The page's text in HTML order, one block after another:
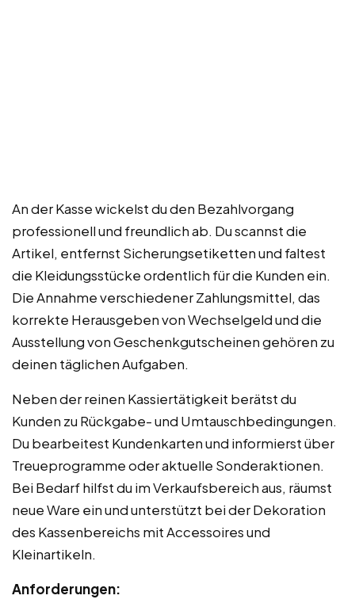
An der Kasse wickelst du den Bezahlvorgang
professionell und freundlich ab. Du scannst die
Artikel, entfernst Sicherungsetiketten und faltest
die Kleidungsstücke ordentlich für die Kunden ein.
Die Annahme verschiedener Zahlungsmittel, das
korrekte Herausgeben von Wechselgeld und die
Ausstellung von Geschenkgutscheinen gehören zu
deinen täglichen Aufgaben.
Neben der reinen Kassiertätigkeit berätst du
Kunden zu Rückgabe- und Umtauschbedingungen.
Du bearbeitest Kundenkarten und informierst über
Treueprogramme oder aktuelle Sonderaktionen.
Bei Bedarf hilfst du im Verkaufsbereich aus, räumst
neue Ware ein und unterstützt bei der Dekoration
des Kassenbereichs mit Accessoires und
Kleinartikeln.
Anforderungen: